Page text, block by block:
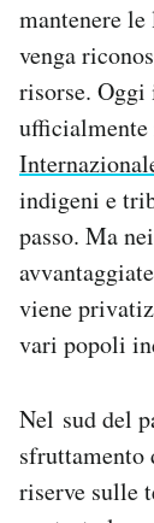
mantenere
venga
risorse.
indigeni e
passo. Ma
viene
vari popoli
Nel sud del
sfruttamento
riserve sulle